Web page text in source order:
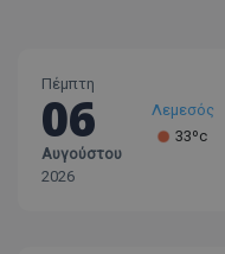
Πέμπτη
06
Αυγούστου
2026
Λεμεσός
33ºc